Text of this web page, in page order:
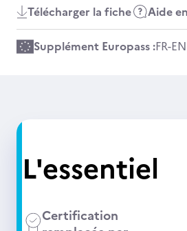
Télécharger la fiche Aide
Supplément Europass :FR-EN
L'essentiel
Certification